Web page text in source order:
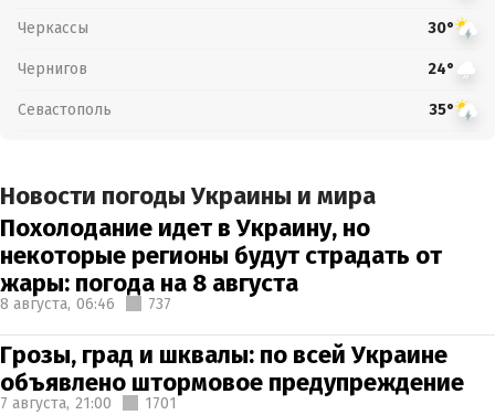
Черкассы 30°
Чернигов 24°
Севастополь 35°
Новости погоды Украины и мира
Похолодание идет в Украину, но
некоторые регионы будут страдать от
жары: погода на 8 августа
8 августа, 06:46 737
Грозы, град и шквалы: по всей Украине
объявлено штормовое предупреждение
7 августа, 21:00 1701